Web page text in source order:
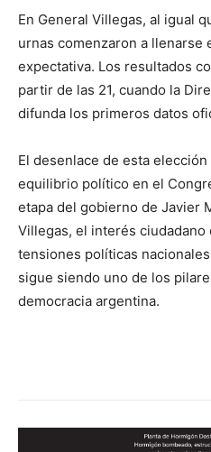
En General Villegas, al igual
urnas comenzaron a llenarse
expectativa. Los resultados
partir de las 21, cuando la
difunda los primeros datos
El desenlace de esta
equilibrio político en el
etapa del gobierno de Javier
Villegas, el interés ciudadano
tensiones políticas
sigue siendo uno de los
democracia argentina.